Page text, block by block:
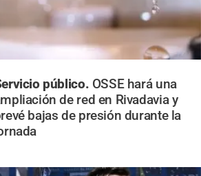
público. OSSE hará una
de red en Rivadavia y
bajas de presión durante la